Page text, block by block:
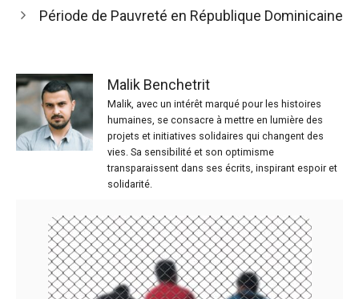
Période de Pauvreté en République Dominicaine
Malik Benchetrit
Malik, avec un intérêt marqué pour les histoires
humaines, se consacre à mettre en lumière des
projets et initiatives solidaires qui changent des
vies. Sa sensibilité et son optimisme
transparaissent dans ses écrits, inspirant espoir et
solidarité.